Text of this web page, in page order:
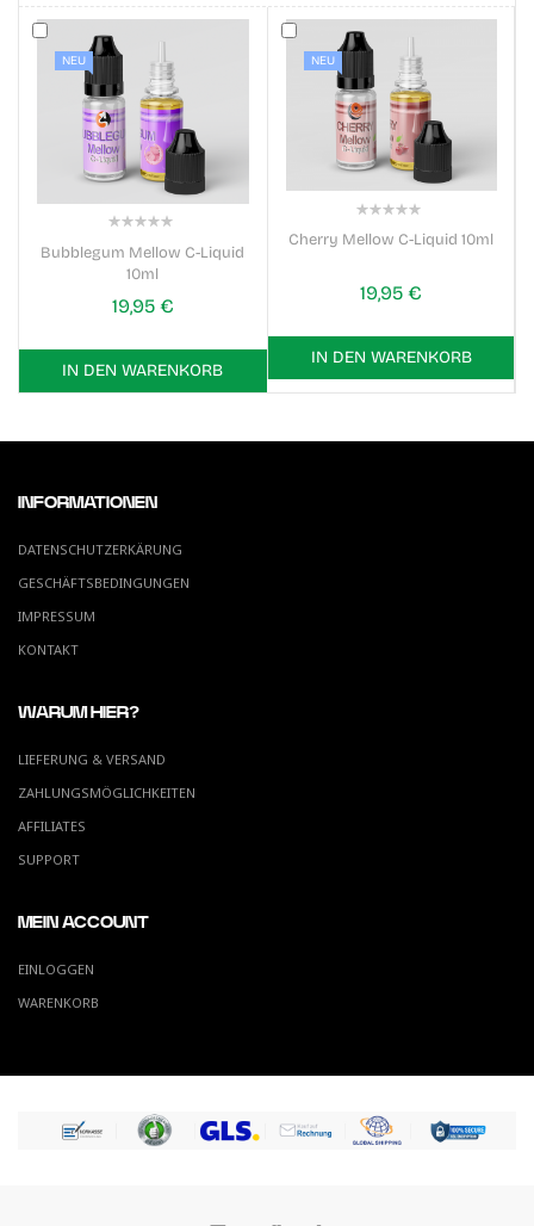
NEU
Bubblegum Mellow C-Liquid
10ml
19,95 €
IN DEN WARENKORB
NEU
Cherry Mellow C-Liquid 10ml
19,95 €
IN DEN WARENKORB
INFORMATIONEN
DATENSCHUTZERKÄRUNG
GESCHÄFTSBEDINGUNGEN
IMPRESSUM
KONTAKT
WARUM HIER?
LIEFERUNG & VERSAND
ZAHLUNGSMÖGLICHKEITEN
AFFILIATES
SUPPORT
MEIN ACCOUNT
EINLOGGEN
WARENKORB